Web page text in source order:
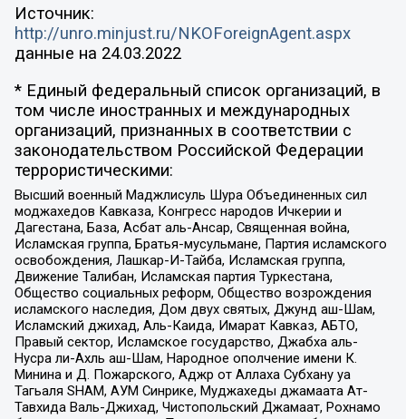
Источник:
http://unro.minjust.ru/NKOForeignAgent.aspx
данные на 24.03.2022
* Единый федеральный список организаций, в
том числе иностранных и международных
организаций, признанных в соответствии с
законодательством Российской Федерации
террористическими:
Высший военный Маджлисуль Шура Объединенных сил
моджахедов Кавказа, Конгресс народов Ичкерии и
Дагестана, База, Асбат аль-Ансар, Священная война,
Исламская группа, Братья-мусульмане, Партия исламского
освобождения, Лашкар-И-Тайба, Исламская группа,
Движение Талибан, Исламская партия Туркестана,
Общество социальных реформ, Общество возрождения
исламского наследия, Дом двух святых, Джунд аш-Шам,
Исламский джихад, Аль-Каида, Имарат Кавказ, АБТО,
Правый сектор, Исламское государство, Джабха аль-
Нусра ли-Ахль аш-Шам, Народное ополчение имени К.
Минина и Д. Пожарского, Аджр от Аллаха Субхану уа
Тагьаля SHAM, АУМ Синрике, Муджахеды джамаата Ат-
Тавхида Валь-Джихад, Чистопольский Джамаат, Рохнамо